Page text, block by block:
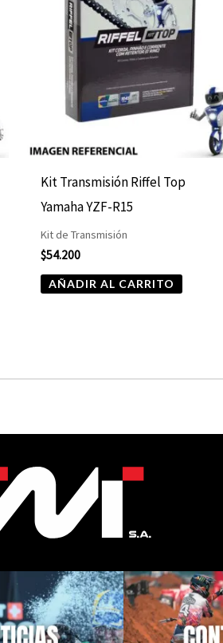
Kit Transmisión Riffel Top
Yamaha YZF-R15
Kit de Transmisión
$54.200
AÑADIR AL CARRITO